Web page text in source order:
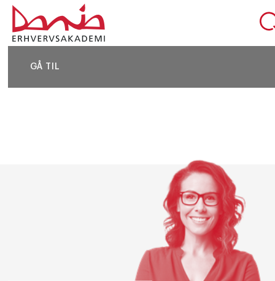
GÅ TIL
DEL SIDEN